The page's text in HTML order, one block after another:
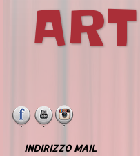
INDIRIZZO MAIL